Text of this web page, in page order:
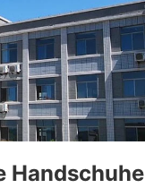
Handschuhe